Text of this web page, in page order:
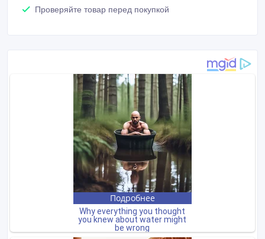
Проверяйте товар перед покупкой